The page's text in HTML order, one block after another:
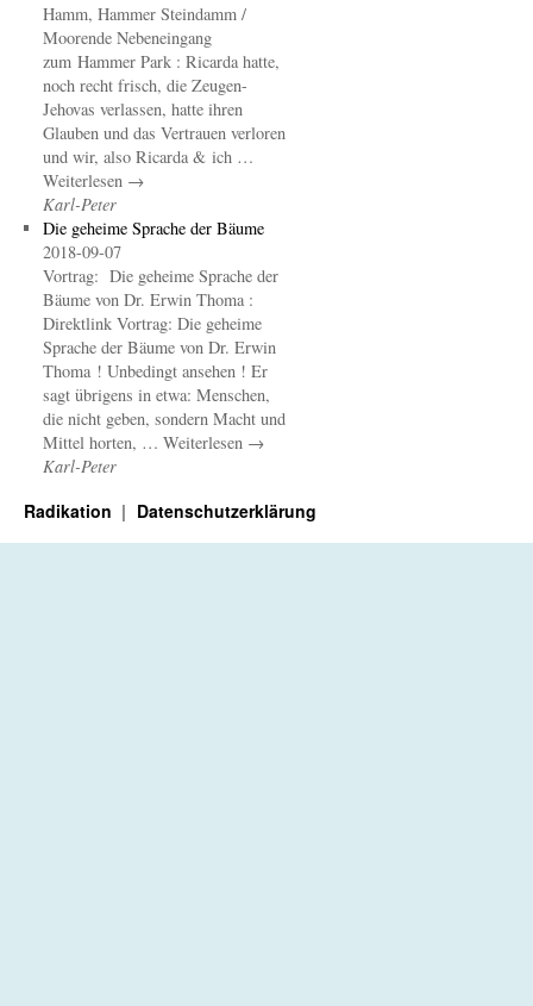
Hamm, Hammer Steindamm /
Moorende Nebeneingang
zum Hammer Park : Ricarda hatte,
noch recht frisch, die Zeugen-
Jehovas verlassen, hatte ihren
Glauben und das Vertrauen verloren
und wir, also Ricarda & ich …
Weiterlesen →
Karl-Peter
Die geheime Sprache der Bäume
2018-09-07
Vortrag: Die geheime Sprache der
Bäume von Dr. Erwin Thoma :
Direktlink Vortrag: Die geheime
Sprache der Bäume von Dr. Erwin
Thoma ! Unbedingt ansehen ! Er
sagt übrigens in etwa: Menschen,
die nicht geben, sondern Macht und
Mittel horten, … Weiterlesen →
Karl-Peter
Radikation Datenschutzerklärung